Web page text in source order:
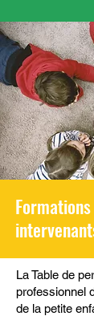
La Table de
professionnel
de la petite